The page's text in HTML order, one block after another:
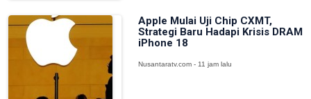
Apple Mulai Uji Chip CXMT,
Strategi Baru Hadapi Krisis DRAM
iPhone 18
Nusantaratv.com - 11 jam lalu